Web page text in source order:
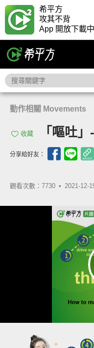
希平方
攻其不背
App 開放下載中
動作相關 Movements
收藏 「嘔吐
分享給好友：
觀看次數：7730 • 2021-12-